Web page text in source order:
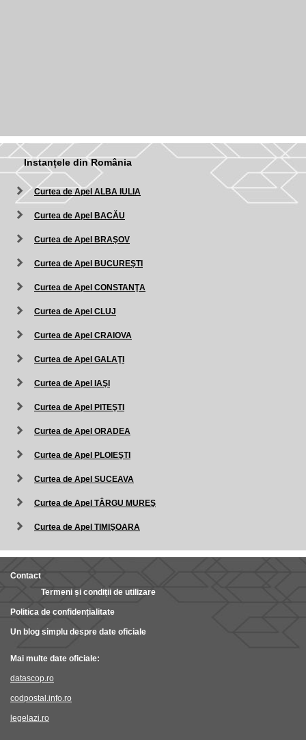
Instanțele din România
Curtea de Apel ALBA IULIA
Curtea de Apel BACĂU
Curtea de Apel BRAŞOV
Curtea de Apel BUCUREŞTI
Curtea de Apel CONSTANŢA
Curtea de Apel CLUJ
Curtea de Apel CRAIOVA
Curtea de Apel GALAŢI
Curtea de Apel IAŞI
Curtea de Apel PITEŞTI
Curtea de Apel ORADEA
Curtea de Apel PLOIEŞTI
Curtea de Apel SUCEAVA
Curtea de Apel TÂRGU MUREŞ
Curtea de Apel TIMIŞOARA
Contact
Termeni și condiții de utilizare
Politica de confidențialitate
Un blog simplu despre date oficiale
Mai multe date oficiale:
datascop.ro
codpostal.info.ro
legelazi.ro